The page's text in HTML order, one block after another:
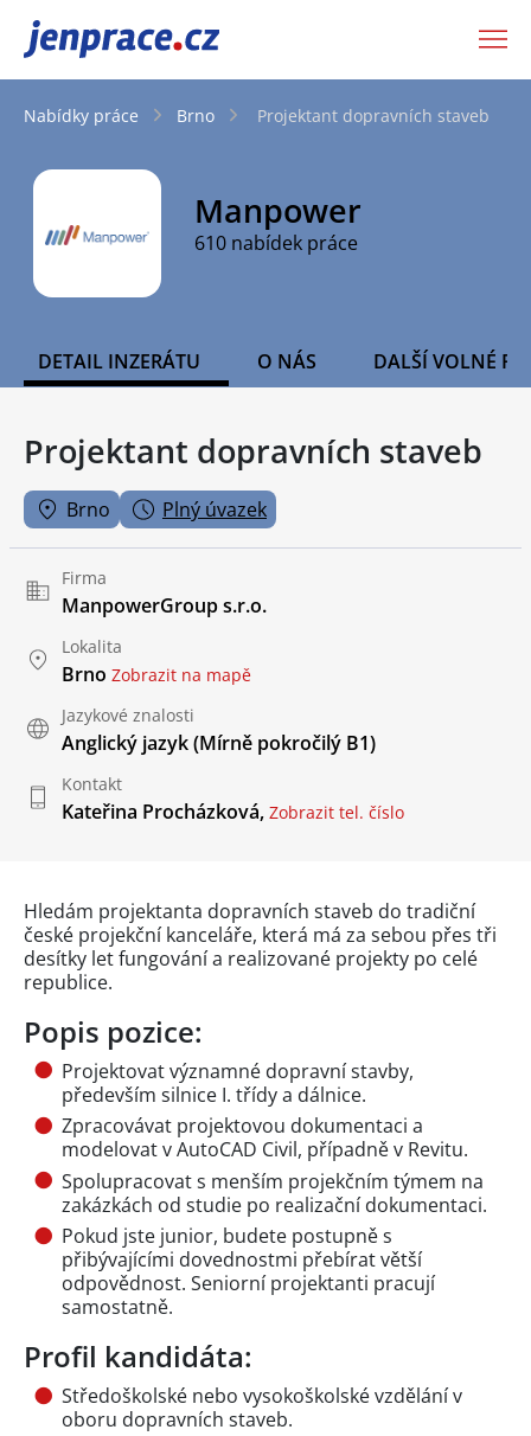
JenPráce.cz
Nabídky práce Brno Projektant dopravních staveb
Manpower
610 nabídek práce
DETAIL INZERÁTU O NÁS DALŠÍ VOLNÉ
Projektant dopravních staveb
Brno Plný úvazek
Firma
ManpowerGroup s.r.o.
Lokalita
Brno Zobrazit na mapě
Jazykové znalosti
Anglický jazyk(Mírně pokročilý B1)
Kontakt
Kateřina Procházková, Zobrazit tel. číslo
Hledám projektanta dopravních staveb do tradiční
české projekční kanceláře, která má za sebou přes tři
desítky let fungování a realizované projekty po celé
republice.
Popis pozice:
Projektovat významné dopravní stavby,
především silnice I. třídy a dálnice.
Zpracovávat projektovou dokumentaci a
modelovat v AutoCAD Civil, případně v Revitu.
Spolupracovat s menším projekčním týmem na
zakázkách od studie po realizační dokumentaci.
Pokud jste junior, budete postupně s
přibývajícími dovednostmi přebírat větší
odpovědnost. Seniorní projektanti pracují
samostatně.
Profil kandidáta:
Středoškolské nebo vysokoškolské vzdělání v
oboru dopravních staveb.